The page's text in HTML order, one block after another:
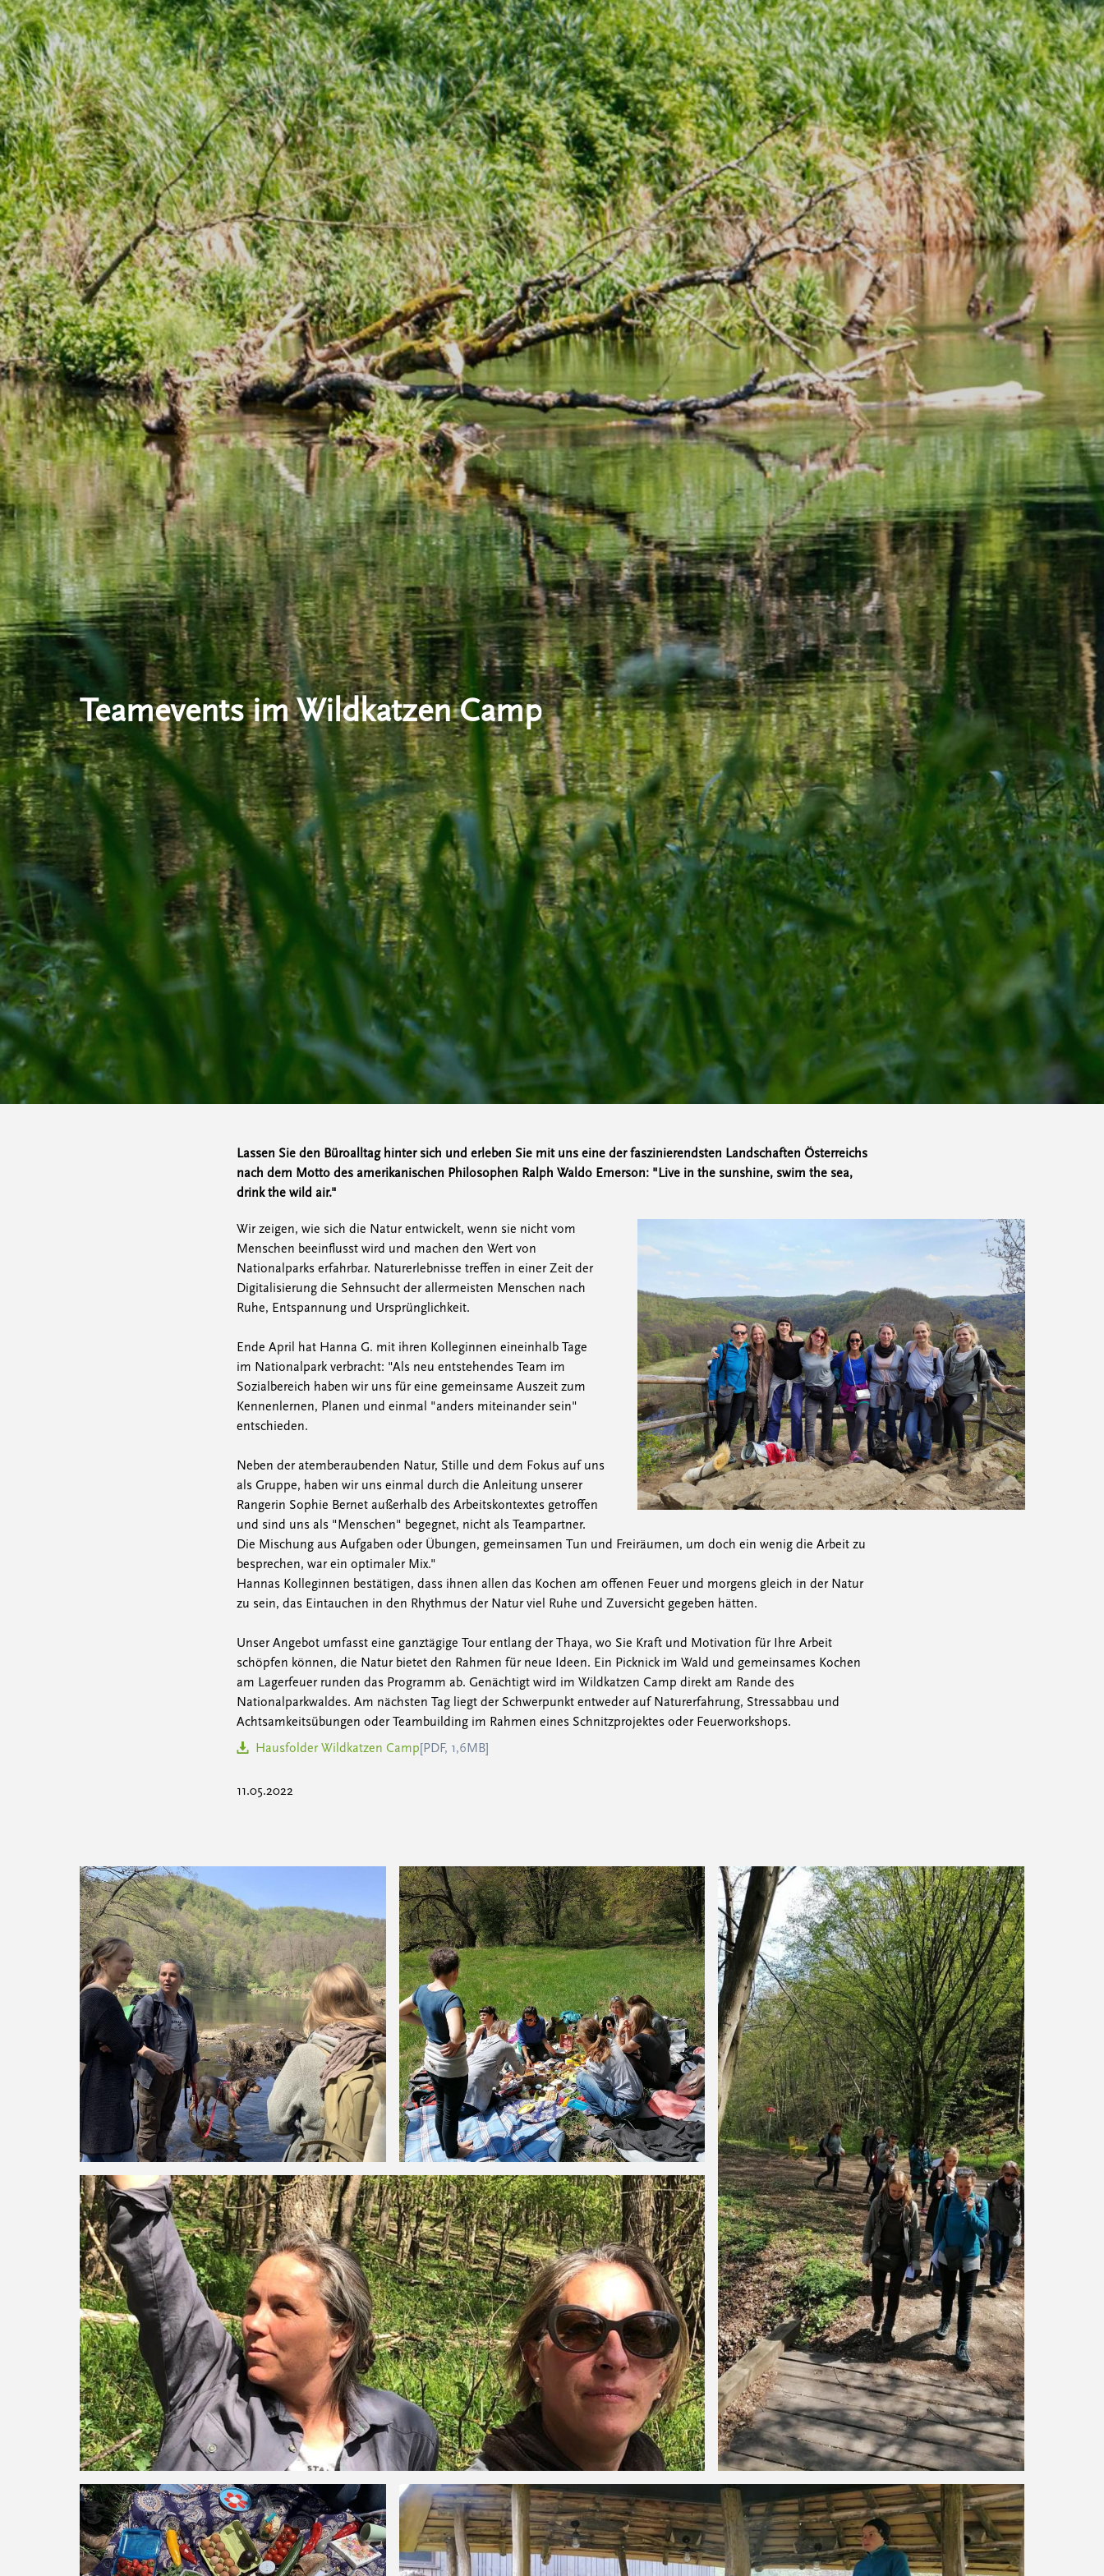
Teamevents im Wildkatzen Camp
Lassen Sie den Büroalltag hinter sich und erleben Sie mit uns eine der faszinierendsten Landschaften Österreichs
nach dem Motto des amerikanischen Philosophen Ralph Waldo Emerson: "Live in the sunshine, swim the sea,
drink the wild air."
Wir zeigen, wie sich die Natur entwickelt, wenn sie nicht vom
Menschen beeinflusst wird und machen den Wert von
Nationalparks erfahrbar. Naturerlebnisse treffen in einer Zeit der
Digitalisierung die Sehnsucht der allermeisten Menschen nach
Ruhe, Entspannung und Ursprünglichkeit.
Ende April hat Hanna G. mit ihren Kolleginnen eineinhalb Tage
im Nationalpark verbracht: "Als neu entstehendes Team im
Sozialbereich haben wir uns für eine gemeinsame Auszeit zum
Kennenlernen, Planen und einmal "anders miteinander sein"
entschieden.
Neben der atemberaubenden Natur, Stille und dem Fokus auf uns
als Gruppe, haben wir uns einmal durch die Anleitung unserer
Rangerin Sophie Bernet außerhalb des Arbeitskontextes getroffen
und sind uns als "Menschen" begegnet, nicht als Teampartner.
Die Mischung aus Aufgaben oder Übungen, gemeinsamen Tun und Freiräumen, um doch ein wenig die Arbeit zu
besprechen, war ein optimaler Mix."
Hannas Kolleginnen bestätigen, dass ihnen allen das Kochen am offenen Feuer und morgens gleich in der Natur
zu sein, das Eintauchen in den Rhythmus der Natur viel Ruhe und Zuversicht gegeben hätten.
Unser Angebot umfasst eine ganztägige Tour entlang der Thaya, wo Sie Kraft und Motivation für Ihre Arbeit
schöpfen können, die Natur bietet den Rahmen für neue Ideen. Ein Picknick im Wald und gemeinsames Kochen
am Lagerfeuer runden das Programm ab. Genächtigt wird im Wildkatzen Camp direkt am Rande des
Nationalparkwaldes. Am nächsten Tag liegt der Schwerpunkt entweder auf Naturerfahrung, Stressabbau und
Achtsamkeitsübungen oder Teambuilding im Rahmen eines Schnitzprojektes oder Feuerworkshops.
Hausfolder Wildkatzen Camp[PDF, 1,6MB]
11.05.2022